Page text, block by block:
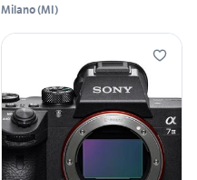
Milano(MI)